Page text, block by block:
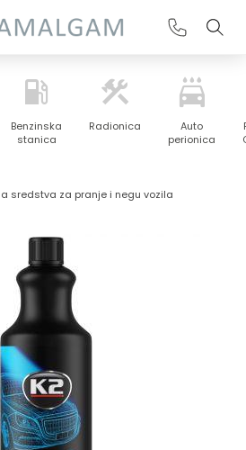
Benzinska
stanica
Radionica
Auto
perionica
sredstva za pranje i negu vozila